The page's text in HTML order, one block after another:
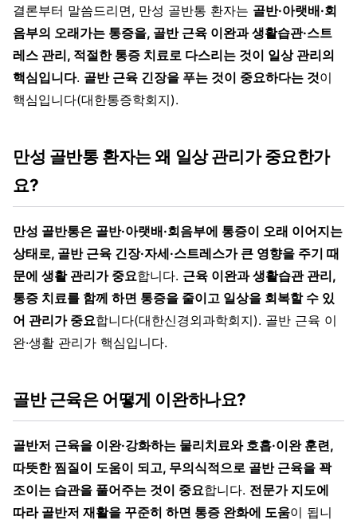
결론부터 말씀드리면, 만성 골반통 환자는 골반·아랫배·회
음부의 오래가는 통증을, 골반 근육 이완과 생활습관·스트
레스 관리, 적절한 통증 치료로 다스리는 것이 일상 관리의
핵심입니다. 골반 근육 긴장을 푸는 것이 중요하다는 것이
핵심입니다(대한통증학회지).
만성 골반통 환자는 왜 일상 관리가 중요한가
요?
만성 골반통은 골반·아랫배·회음부에 통증이 오래 이어지는
상태로, 골반 근육 긴장·자세·스트레스가 큰 영향을 주기 때
문에 생활 관리가 중요합니다. 근육 이완과 생활습관 관리,
통증 치료를 함께 하면 통증을 줄이고 일상을 회복할 수 있
어 관리가 중요합니다(대한신경외과학회지). 골반 근육 이
완·생활 관리가 핵심입니다.
골반 근육은 어떻게 이완하나요?
골반저 근육을 이완·강화하는 물리치료와 호흡·이완 훈련,
따뜻한 찜질이 도움이 되고, 무의식적으로 골반 근육을 꽉
조이는 습관을 풀어주는 것이 중요합니다. 전문가 지도에
따라 골반저 재활을 꾸준히 하면 통증 완화에 도움이 됩니